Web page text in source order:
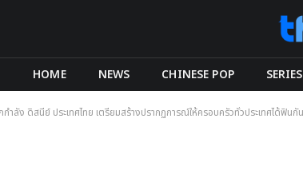
HOME NEWS CHINESE POP SERIES
ำลัง ดิสนีย์ ประเทศไทย เตรียมสร้างปรากฏการณ์ให้ครอบครัวทั่วประเทศได้ฟิ